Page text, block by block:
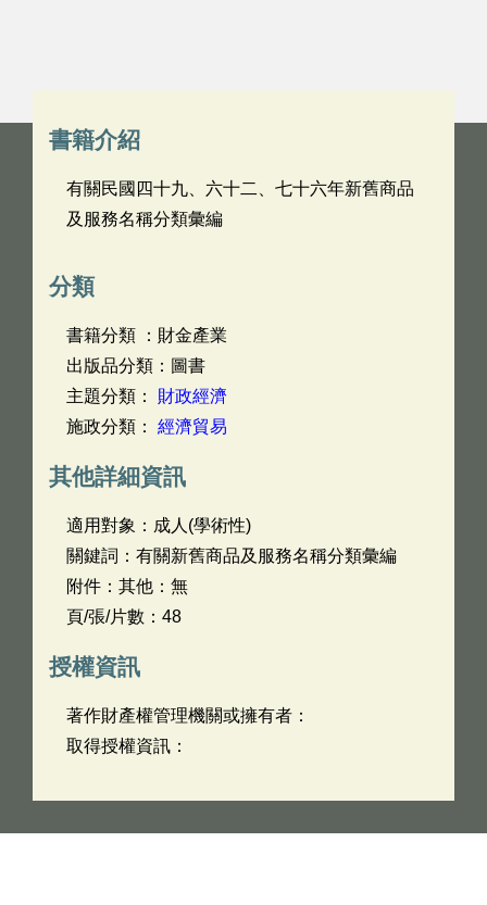
書籍介紹
有關民國四十九、六十二、七十六年新舊商品
及服務名稱分類彙編
分類
書籍分類 ：財金產業
出版品分類：圖書
主題分類： 財政經濟
施政分類： 經濟貿易
其他詳細資訊
適用對象：成人(學術性)
關鍵詞：有關新舊商品及服務名稱分類彙編
附件：其他：無
頁/張/片數：48
授權資訊
著作財產權管理機關或擁有者：
取得授權資訊：